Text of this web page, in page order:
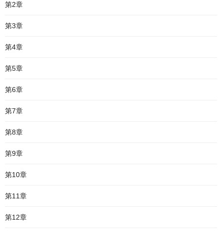
第2章
第3章
第4章
第5章
第6章
第7章
第8章
第9章
第10章
第11章
第12章